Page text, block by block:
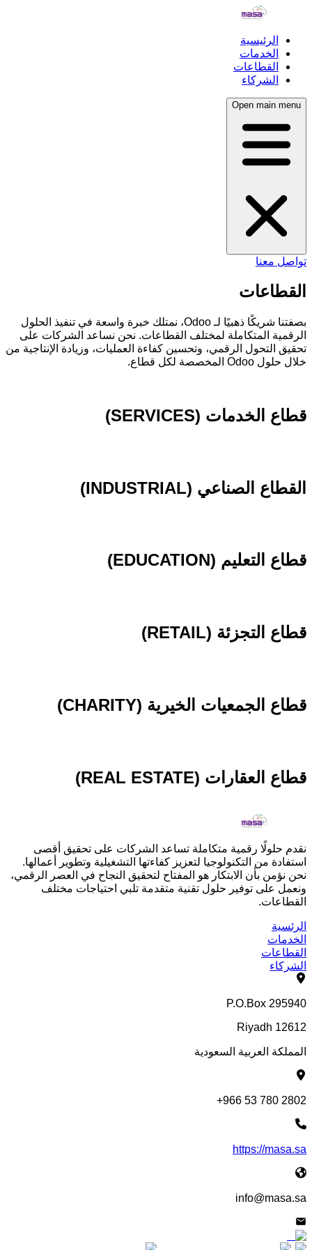
الرئيسية
الخدمات
القطاعات
الشركاء
Open main menu
تواصل معنا
القطاعات
بصفتنا شريكًا ذهبيًا لـ Odoo، نمتلك خبرة واسعة في تنفيذ الحلول
الرقمية المتكاملة لمختلف القطاعات. نحن نساعد الشركات على
تحقيق التحول الرقمي، وتحسين كفاءة العمليات، وزيادة الإنتاجية من
خلال حلول Odoo المخصصة لكل قطاع.
قطاع الخدمات (SERVICES)
القطاع الصناعي (INDUSTRIAL)
قطاع التعليم (EDUCATION)
قطاع التجزئة (RETAIL)
قطاع الجمعيات الخيرية (CHARITY)
قطاع العقارات (REAL ESTATE)
نقدم حلولًا رقمية متكاملة تساعد الشركات على تحقيق أقصى
استفادة من التكنولوجيا لتعزيز كفاءتها التشغيلية وتطوير أعمالها.
نحن نؤمن بأن الابتكار هو المفتاح لتحقيق النجاح في العصر الرقمي،
ونعمل على توفير حلول تقنية متقدمة تلبي احتياجات مختلف
القطاعات.
الرئسية
الخدمات
القطاعات
الشركاء
P.O.Box 295940
12612 Riyadh
المملكة العربية السعودية
2802 780 53 966+
https://masa.sa
info@masa.sa